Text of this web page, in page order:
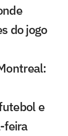
do jogo
e
feira